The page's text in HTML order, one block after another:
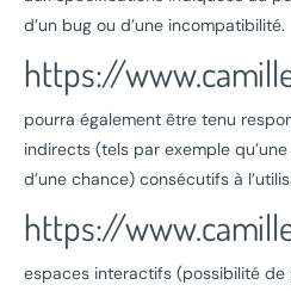
d’un bug ou d’une incompatibilité.
https://
pourra également être tenu
indirects (tels par exemple
d’une chance) consécutifs à
https://
espaces interactifs (possibilité